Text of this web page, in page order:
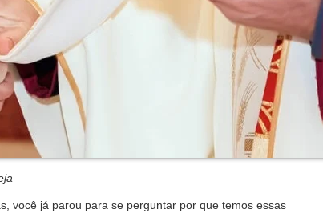
você já parou para se perguntar por que temos essas